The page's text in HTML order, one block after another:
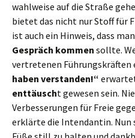
wahlweise auf die Straße
bietet das nicht nur Stoff für
ist auch ein Hinweis, dass man
Gespräch kommen sollte.
vertretenen Führungskräften
haben verstanden!“
enttäuscht gewesen sein.
Verbesserungen für Freie
erklärte die Intendantin. Nun